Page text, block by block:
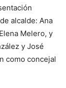
alcalde: Ana
Melero, y
y José
como concejal